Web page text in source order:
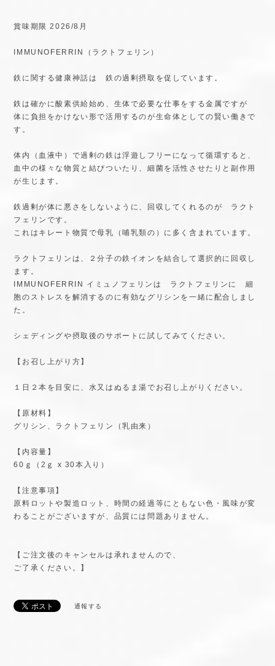
賞味期限 2026/8月
IMMUNOFERRIN（ラクトフェリン）
鉄に関する健康神話は 鉄の過剰摂取を促しています。
鉄は確かに酸素供給始め、生体で必要な仕事をする金属ですが
体に負担をかけない形で活用するのが生命体としての賢い働きで
す。
体内（血液中）で過剰の鉄は浮遊しフリーになって循環すると、
血中の様々な物質と結びついたり、細菌を活性させたりと副作用
が生じます。
鉄過剰が体に悪さをしないように、回収してくれるのが ラクト
フェリンです。
これはキレート物質で母乳（哺乳類の）に多く含まれています。
ラクトフェリンは、２分子の鉄イオンを結合して選択的に回収し
ます。
IMMUNOFERRIN イミュノフェリンは ラクトフェリンに 細
胞のストレスを解消するのに有効なグリシンを一緒に配合しまし
た。
シェディングや摂取後のサポートに試してみてください。
【お召し上がり方】
１日２本を目安に、水又はぬるま湯でお召し上がりください。
【原材料】
グリシン、ラクトフェリン（乳由来）
【内容量】
60ｇ（2ｇ x 30本入り）
【注意事項】
原料ロットや製造ロット、時間の経過等にともない色・風味が変
わることがございますが、品質には問題ありません。
【ご注文後のキャンセルは承れませんので、
ご了承ください。】
通報する